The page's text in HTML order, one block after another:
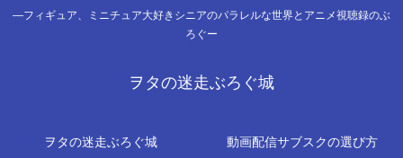
―フィギュア、ミニチュア大好きシニアのパラレルな世界とアニメ視聴録のぶ
ろぐー
ヲタの迷走ぶろぐ城
ヲタの迷走ぶろぐ城 動画配信サブスクの選び方